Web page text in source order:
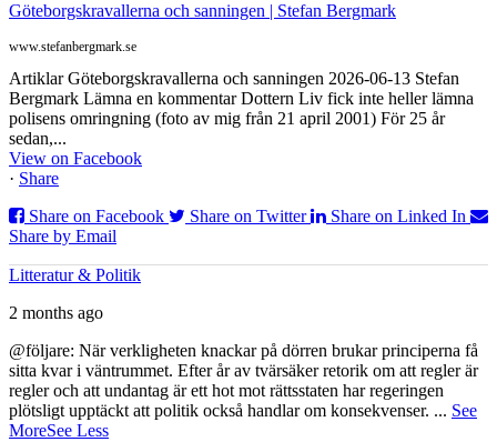
Göteborgskravallerna och sanningen | Stefan Bergmark
www.stefanbergmark.se
Artiklar Göteborgskravallerna och sanningen 2026-06-13 Stefan
Bergmark Lämna en kommentar Dottern Liv fick inte heller lämna
polisens omringning (foto av mig från 21 april 2001) För 25 år
sedan,...
View on Facebook
· Share
Share on Facebook
Share on Twitter
Share on Linked In
Share by Email
Litteratur & Politik
2 months ago
@följare: När verkligheten knackar på dörren brukar principerna få
sitta kvar i väntrummet. Efter år av tvärsäker retorik om att regler är
regler och att undantag är ett hot mot rättsstaten har regeringen
plötsligt upptäckt att politik också handlar om konsekvenser. ... See
MoreSee Less